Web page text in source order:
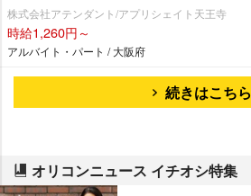
株式会社アテンダント/アプリシェイト天王寺
時給1,260円～
アルバイト・パート / 大阪府
続きはこちら
オリコンニュース イチオシ特集